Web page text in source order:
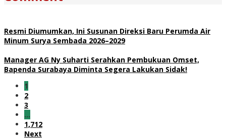
Resmi Diumumkan, Ini Susunan Direksi Baru Perumda Air
Minum Surya Sembada 2026–2029
Manager AG Ny Suharti Serahkan Pembukuan Omset,
Bapenda Surabaya Diminta Segera Lakukan Sidak!
1
2
3
…
1,712
Next